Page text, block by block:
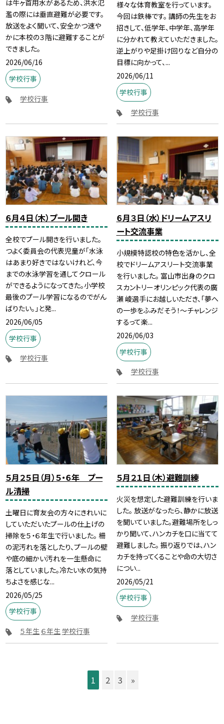
は牛ヶ首用水があるため、洪水氾
濫の際には垂直避難が必要です。
放送をよく聞いて、安全かつ速や
かに本校の３階に避難することが
できました。
2026/06/16
学校行事
学校行事
様々な体育教室を行っています。
今回は鉄棒です。 講師の先生をお
招きして、低学年、中学年、高学年
に分かれて教えていただきました。
逆上がりや足掛け回りなど自分の
目標に向かって、...
2026/06/11
学校行事
学校行事
６月４日（木）プール開き
全校でプール開きを行いました。
つよく委員会の代表児童が「水泳
はあまり好きではないけれど、今
までの水泳学習を通してクロール
ができるようになってきた。小学校
最後のプール学習になるのでがん
ばりたい。」と発...
2026/06/05
学校行事
学校行事
６月３日（水）ドリームアスリ
ート交流事業
小規模特認校の特色を活かし、全
校でドリームアスリート交流事業
を行いました。 富山市出身のクロ
スカントリーオリンピック代表の廣
瀬 崚選手にお越しいただき、「夢へ
の一歩をふみだそう！～チャレンジ
するって楽...
2026/06/03
学校行事
学校行事
５月２５日（月）５・６年 プー
ル清掃
土曜日に育友会の方々にきれいに
していただいたプールの仕上げの
掃除を５・６年生で行いました。 柵
の泥汚れを落としたり、プールの壁
や底の細かい汚れを一生懸命に
落としていました。冷たい水の気持
ちよさを感じな...
2026/05/25
学校行事
５年生 ６年生学校行事
５月２１日（木）避難訓練
火災を想定した避難訓練を行いま
した。 放送がなったら、静かに放送
を聞いていました。避難場所をしっ
かり聞いて、ハンカチを口に当てて
避難しました。 振り返りでは、ハン
カチを持ってくることや命の大切さ
につい...
2026/05/21
学校行事
学校行事
1 2 3 »